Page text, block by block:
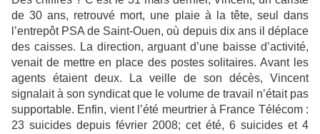
de 30 ans, retrouvé mort, une plaie à la tête, seul dans
l’entrepôt PSA de Saint-Ouen, où depuis dix ans il déplace
des caisses. La direction, arguant d’une baisse d’activité,
venait de mettre en place des postes solitaires. Avant les
agents étaient deux. La veille de son décès, Vincent
signalait à son syndicat que le volume de travail n’était pas
supportable. Enfin, vient l’été meurtrier à France Télécom :
23 suicides depuis février 2008; cet été, 6 suicides et 4